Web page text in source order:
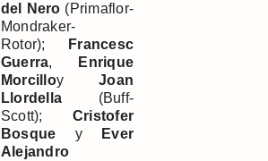
del Nero (Primaflor-
Mondraker-
Rotor);
Francesc
Guerra,
Enrique
MorcilloyJoan
Llordella (Buff-
Scott); Cristofer
Bosque y
Ever
Alejandro